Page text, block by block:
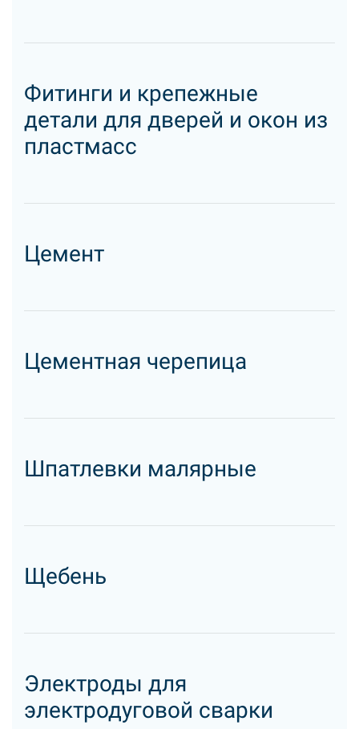
Фитинги и крепежные
детали для дверей и окон из
пластмасс
Цемент
Цементная черепица
Шпатлевки малярные
Щeбeнь
Электроды для
электродуговой сварки